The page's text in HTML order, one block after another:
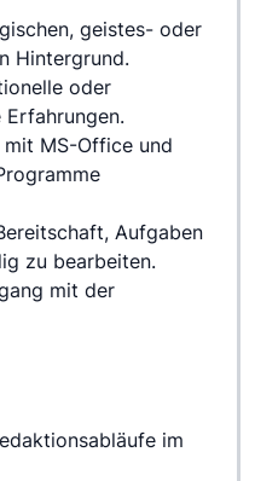
geistes- oder
Hintergrund.
oder
Erfahrungen.
MS-Office und
Aufgaben
zu bearbeiten.
mit der
im